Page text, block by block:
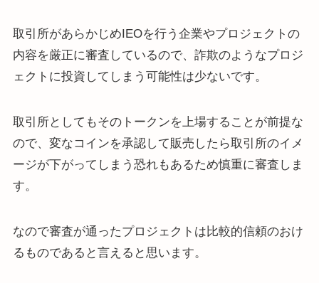
取引所があらかじめIEOを行う企業やプロジェクトの
内容を厳正に審査しているので、詐欺のようなプロジ
ェクトに投資してしまう可能性は少ないです。
取引所としてもそのトークンを上場することが前提な
ので、変なコインを承認して販売したら取引所のイメ
ージが下がってしまう恐れもあるため慎重に審査しま
す。
なので審査が通ったプロジェクトは比較的信頼のおけ
るものであると言えると思います。